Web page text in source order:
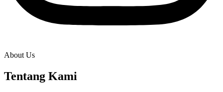
About Us
Tentang Kami